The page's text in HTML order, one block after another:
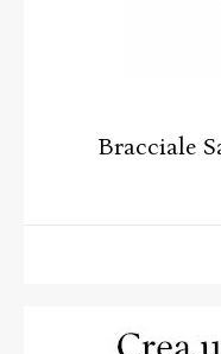
Bracciale